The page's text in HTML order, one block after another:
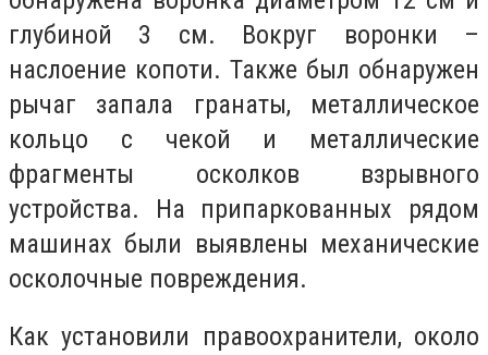
глубиной 3 см. Вокруг воронки –
наслоение копоти. Также был обнаружен
рычаг запала гранаты, металлическое
кольцо с чекой и металлические
фрагменты осколков взрывного
устройства. На припаркованных рядом
машинах были выявлены механические
осколочные повреждения.
Как установили правоохранители, около